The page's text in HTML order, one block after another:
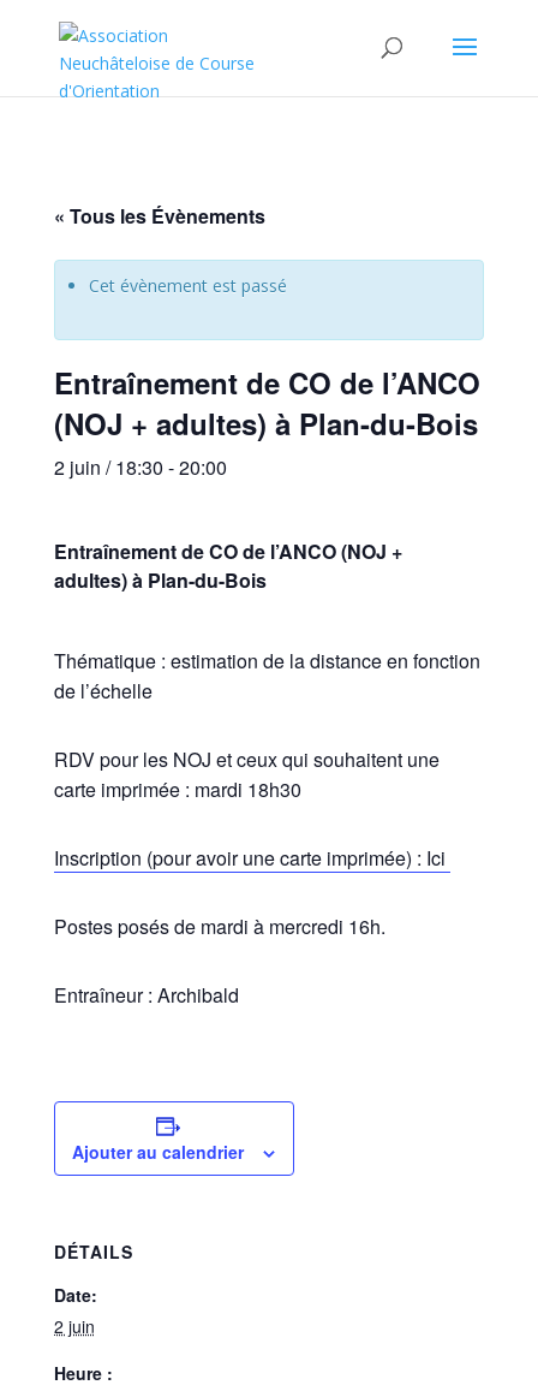
« Tous les Évènements
Cet évènement est passé
Entraînement de CO de l’ANCO
(NOJ + adultes) à Plan-du-Bois
2 juin / 18:30 -20:00
Entraînement de CO de l’ANCO (NOJ +
adultes) à Plan-du-Bois
Thématique : estimation de la distance en fonction
de l’échelle
RDV pour les NOJ et ceux qui souhaitent une
carte imprimée : mardi 18h30
Inscription (pour avoir une carte imprimée) : Ici
Postes posés de mardi à mercredi 16h.
Entraîneur : Archibald
Ajouter au calendrier
DÉTAILS
Date:
2 juin
Heure :